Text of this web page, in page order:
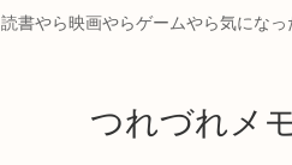
読書やら映画やらゲームやら気になっ
つれづれメ